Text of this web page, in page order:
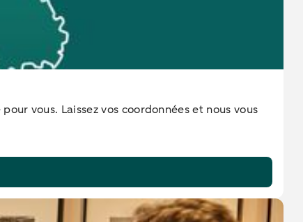
vous. Laissez vos coordonnées et nous vous